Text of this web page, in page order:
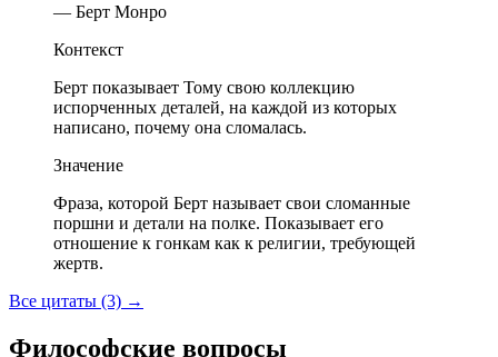
— Берт Монро
Контекст
Берт показывает Тому свою коллекцию
испорченных деталей, на каждой из которых
написано, почему она сломалась.
Значение
Фраза, которой Берт называет свои сломанные
поршни и детали на полке. Показывает его
отношение к гонкам как к религии, требующей
жертв.
Все цитаты (3) →
Философские вопросы